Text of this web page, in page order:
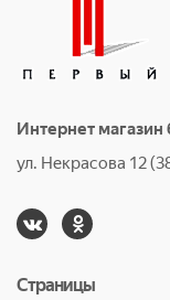
Интернет магазин
ул. Некрасова 12
Страницы